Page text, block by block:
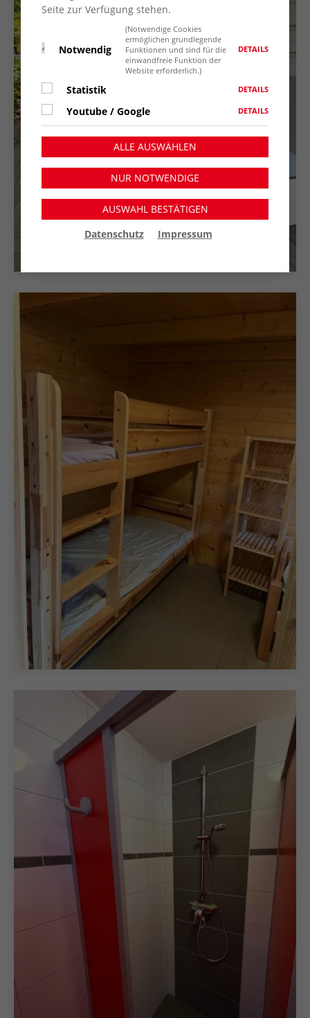
Seite zur Verfügung stehen.
Notwendig
(Notwendige Cookies
ermöglichen grundlegende
Funktionen und sind für die
einwandfreie Funktion der
Website erforderlich.)
DETAILS
Statistik DETAILS
Youtube / Google DETAILS
ALLE AUSWÄHLEN
NUR NOTWENDIGE
AUSWAHL BESTÄTIGEN
Datenschutz
Impressum